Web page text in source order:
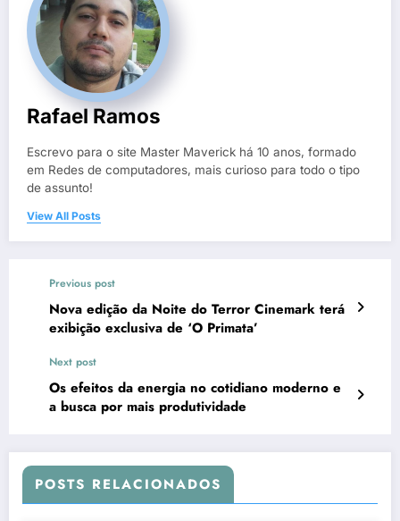
Rafael Ramos
Escrevo para o site Master Maverick há 10 anos, formado
em Redes de computadores, mais curioso para todo o tipo
de assunto!
View All Posts
Previous post
Nova edição da Noite do Terror Cinemark terá
exibição exclusiva de ‘O Primata’
Next post
Os efeitos da energia no cotidiano moderno e
a busca por mais produtividade
POSTS RELACIONADOS